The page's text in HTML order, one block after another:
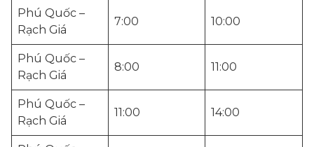
Phú Quốc –
Rạch Giá
7:00 10:00
Phú Quốc –
Rạch Giá
8:00 11:00
Phú Quốc –
Rạch Giá
11:00 14:00